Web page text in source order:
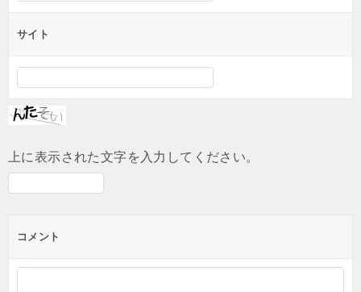
サイト
上に表示された文字を入力してください。
コメント